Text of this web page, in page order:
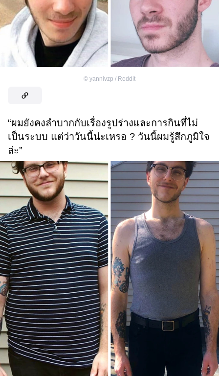
© yannivzp / Reddit
“ผมยังคงลำบากกับเรื่องรูปร่างและการกินที่ไม่
เป็นระบบ แต่ว่าวันนี้น่ะเหรอ ? วันนี้ผมรู้สึกภูมิใจ
ล่ะ”